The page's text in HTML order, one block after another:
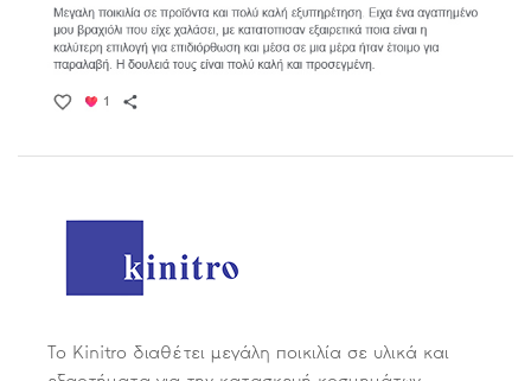
Το Kinitro διαθέτει μεγάλη ποικιλία σε υλικά και